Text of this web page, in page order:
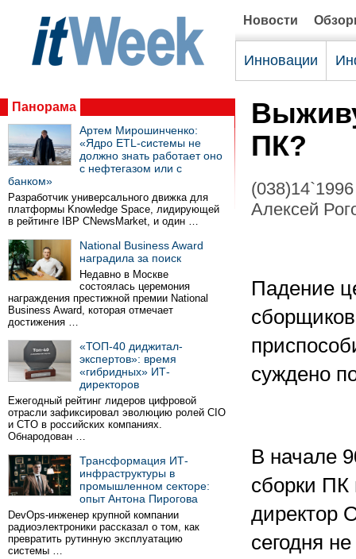
Новости
Инновации
Панорама
Артем Мирошинченко:
«Ядро ETL-системы не
должно знать работает оно
с нефтегазом или с
банком»
Разработчик универсального движка для
платформы Knowledge Space, лидирующей
в рейтинге IBP CNewsMarket, и один …
National Business Award
наградила за поиск
Недавно в Москве
состоялась церемония
награждения престижной премии National
Business Award, которая отмечает
достижения …
«ТОП-40 диджитал-
экспертов»: время
«гибридных» ИТ-
директоров
Ежегодный рейтинг лидеров цифровой
отрасли зафиксировал эволюцию ролей CIO
и CTO в российских компаниях.
Обнародован …
Трансформация ИТ-
инфраструктуры в
промышленном секторе:
опыт Антона Пирогова
DevOps-инженер крупной компании
радиоэлектроники рассказал о том, как
превратить рутинную эксплуатацию
системы …
ПК?
(038)14`1996
Алексей
Падение
суждено
В начале
сборки ПК
директор
сегодня